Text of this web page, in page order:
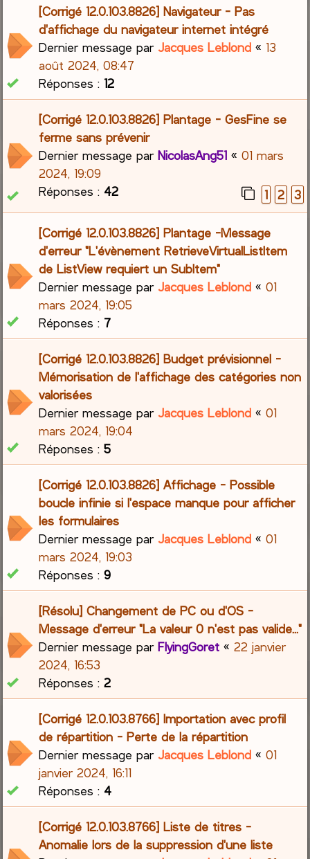
[Corrigé 12.0.103.8826] Navigateur - Pas
d'affichage du navigateur internet intégré
Dernier message parJacques Leblond « 13
août 2024, 08:47
Réponses :12
[Corrigé 12.0.103.8826] Plantage - GesFine se
ferme sans prévenir
Dernier message parNicolasAng51 «01 mars
2024, 19:09
Réponses : 42 1 2 3
[Corrigé 12.0.103.8826] Plantage -Message
d'erreur "L'évènement RetrieveVirtualListItem
de ListView requiert un SubItem"
Dernier message parJacques Leblond «01
mars 2024, 19:05
Réponses : 7
[Corrigé 12.0.103.8826] Budget prévisionnel -
Mémorisation de l'affichage des catégories non
valorisées
Dernier message parJacques Leblond «01
mars 2024, 19:04
Réponses :5
[Corrigé 12.0.103.8826] Affichage - Possible
boucle infinie si l'espace manque pour afficher
les formulaires
Dernier message parJacques Leblond «01
mars 2024, 19:03
Réponses :9
[Résolu] Changement de PC ou d'OS -
Message d'erreur "La valeur 0 n'est pas valide..."
Dernier message parFlyingGoret «22 janvier
2024, 16:53
Réponses :2
[Corrigé 12.0.103.8766] Importation avec profil
de répartition - Perte de la répartition
Dernier message parJacques Leblond «01
janvier 2024, 16:11
Réponses : 4
[Corrigé 12.0.103.8766] Liste de titres -
Anomalie lors de la suppression d'une liste